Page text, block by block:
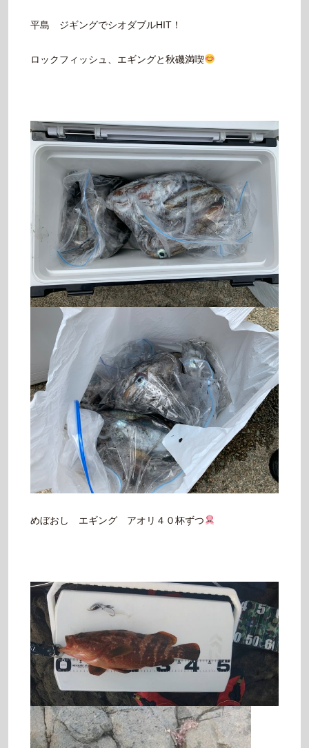
平島 ジギングでシオダブルHIT！
ロックフィッシュ、エギングと秋磯満喫
めぼおし エギング アオリ４０杯ずつ